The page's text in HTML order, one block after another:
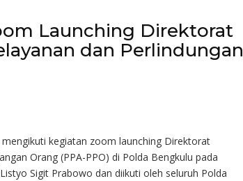
Launching Direktorat
dan Perlindungan
mengikuti kegiatan zoom launching Direktorat
Orang (PPA-PPO) di Polda Bengkulu pada
Sigit Prabowo dan diikuti oleh seluruh Polda